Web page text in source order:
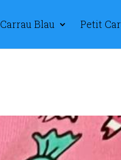
Carrau Blau Petit